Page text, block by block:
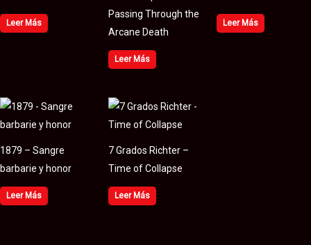
Leer Más
Passing Through the
Arcane Death
Leer Más
Leer Más
1879 – Sangre
barbarie y honor
Leer Más
7 Grados Richter –
Time of Collapse
Leer Más